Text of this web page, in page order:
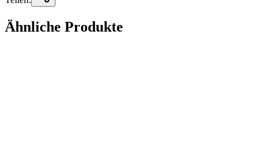
Ähnliche Produkte